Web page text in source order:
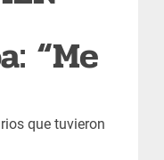
“Me
que tuvieron